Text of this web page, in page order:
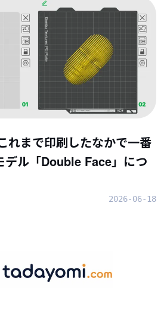
れまで印刷したなかで一番
デル「Double Face」につ
2026-06-18